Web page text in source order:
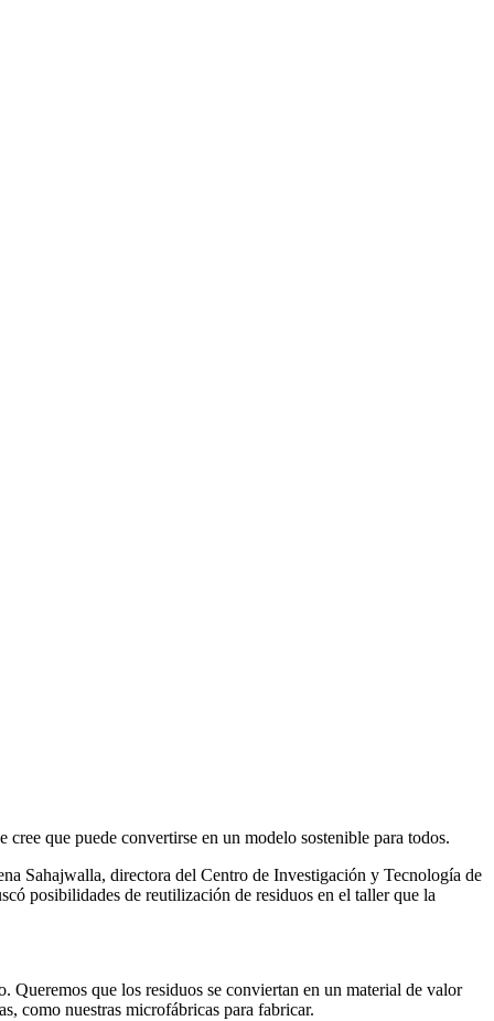
que puede convertirse en un modelo sostenible para todos.
Sahajwalla, directora del Centro de Investigación y Tecnología de
posibilidades de reutilización de residuos en el taller que la
Queremos que los residuos se conviertan en un material de valor
como nuestras microfábricas para fabricar.